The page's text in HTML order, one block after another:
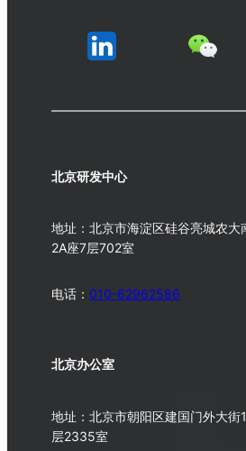
北京研发中心
地址：北京市海淀区硅谷亮城农大
2A座7层702室
电话：010-62962586
北京办公室
地址：北京市朝阳区建国门外大街
层2335室